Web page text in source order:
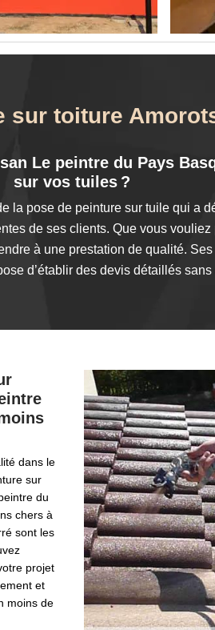
sur toiture
Le peintre du Pays
sur vos tuiles ?
la pose de peinture sur tuile qui a
de ses clients. Que vous
à une prestation de qualité.
d’établir des devis détaillés
dans le
sur
du
chers à
sont les
projet
et
moins de